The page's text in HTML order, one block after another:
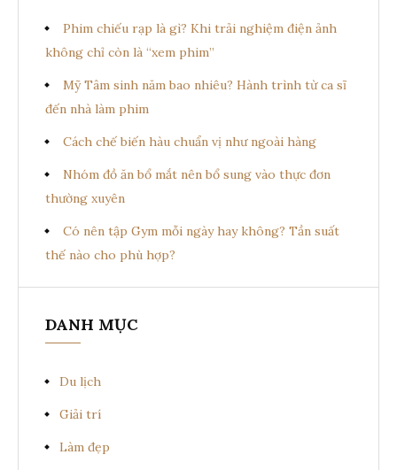
Phim chiếu rạp là gì? Khi trải nghiệm điện ảnh
không chỉ còn là “xem phim”
Mỹ Tâm sinh năm bao nhiêu? Hành trình từ ca sĩ
đến nhà làm phim
Cách chế biến hàu chuẩn vị như ngoài hàng
Nhóm đồ ăn bổ mắt nên bổ sung vào thực đơn
thường xuyên
Có nên tập Gym mỗi ngày hay không? Tần suất
thế nào cho phù hợp?
DANH MỤC
Du lịch
Giải trí
Làm đẹp